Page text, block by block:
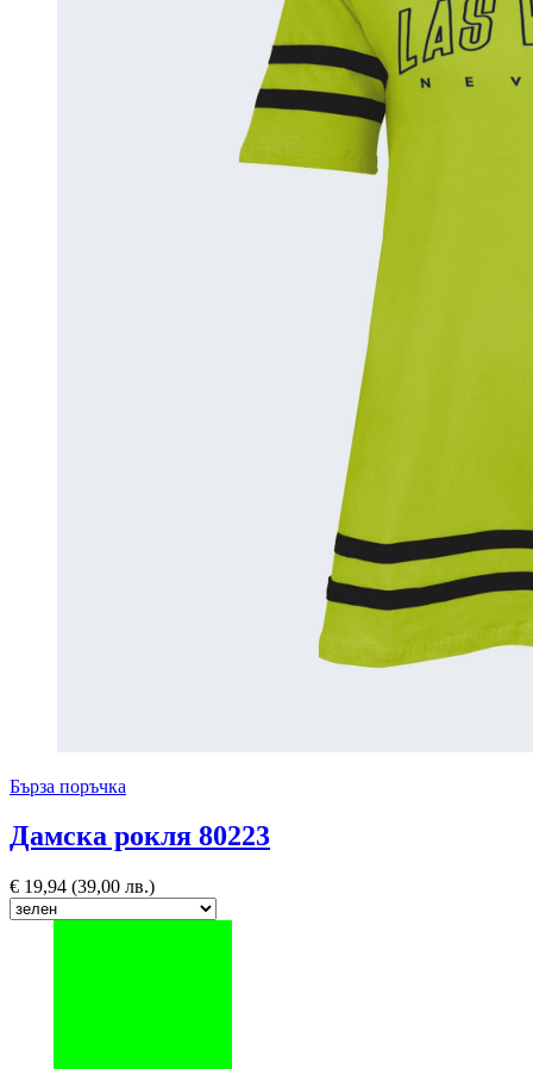
Бърза поръчка
Дамска рокля 80223
€ 19,94 (39,00 лв.)